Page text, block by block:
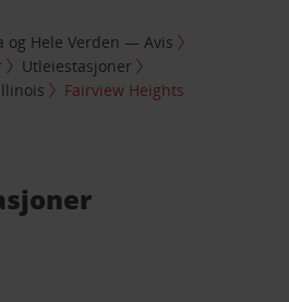
og Hele Verden — Avis
Utleiestasjoner
Fairview Heights